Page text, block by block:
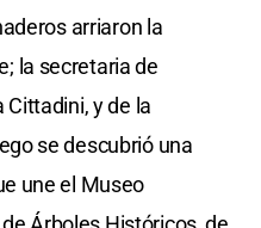
arriaron la
la secretaria de
Cittadini, y de la
se descubrió una
une el Museo